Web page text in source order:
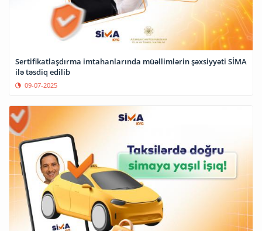
Sertifikatlaşdırma imtahanlarında müəllimlərin şəxsiyyəti SİMA
ilə təsdiq edilib
09-07-2025